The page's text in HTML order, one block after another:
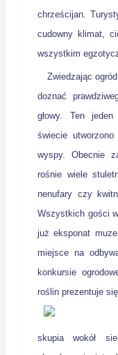
chrześcijan.
cudowny klimat,
wszystkim
Zwiedzając
doznać
głowy. Ten
świecie
wyspy. Obecnie
rośnie wiele
nenufary czy
Wszystkich gości
już eksponat
miejsce na
konkursie
roślin prezentuje
skupia wokół